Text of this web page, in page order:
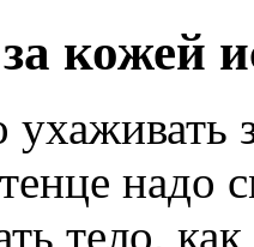
кожей
надо
тело,